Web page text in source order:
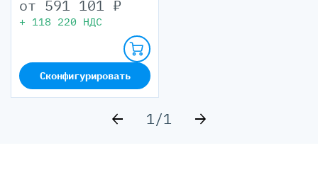
от 591 101 ₽
+ 118 220 НДС
Сконфигурировать
1/1